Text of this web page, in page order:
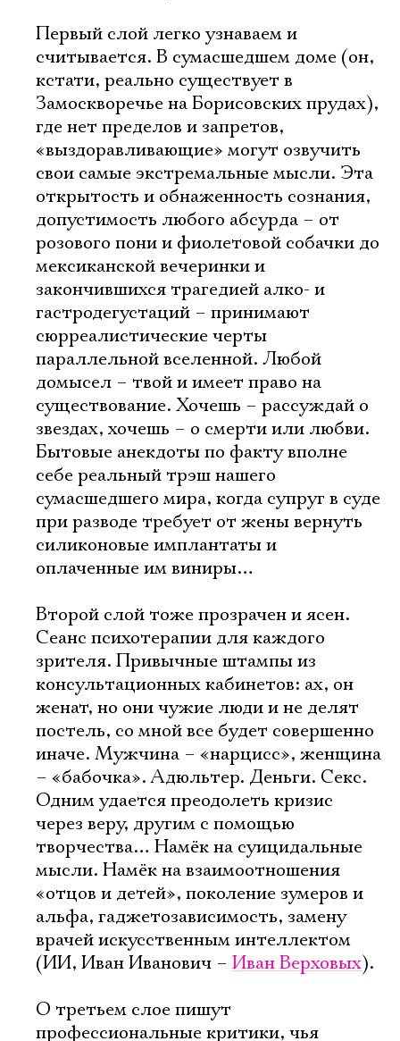
Первый слой легко узнаваем и
считывается. В сумасшедшем доме (он,
кстати, реально существует в
Замоскворечье на Борисовских прудах),
где нет пределов и запретов,
«выздоравливающие» могут озвучить
свои самые экстремальные мысли. Эта
открытость и обнаженность сознания,
допустимость любого абсурда – от
розового пони и фиолетовой собачки до
мексиканской вечеринки и
закончившихся трагедией алко- и
гастродегустаций – принимают
сюрреалистические черты
параллельной вселенной. Любой
домысел – твой и имеет право на
существование. Хочешь – рассуждай о
звездах, хочешь – о смерти или любви.
Бытовые анекдоты по факту вполне
себе реальный трэш нашего
сумасшедшего мира, когда супруг в суде
при разводе требует от жены вернуть
силиконовые имплантаты и
оплаченные им виниры…
Второй слой тоже прозрачен и ясен.
Сеанс психотерапии для каждого
зрителя. Привычные штампы из
консультационных кабинетов: ах, он
женат, но они чужие люди и не делят
постель, со мной все будет совершенно
иначе. Мужчина – «нарцисс», женщина
– «бабочка». Адюльтер. Деньги. Секс.
Одним удается преодолеть кризис
через веру, другим с помощью
творчества… Намёк на суицидальные
мысли. Намёк на взаимоотношения
«отцов и детей», поколение зумеров и
альфа, гаджетозависимость, замену
врачей искусственным интеллектом
(ИИ, Иван Иванович – Иван Верховых).
О третьем слое пишут
профессиональные критики, чья